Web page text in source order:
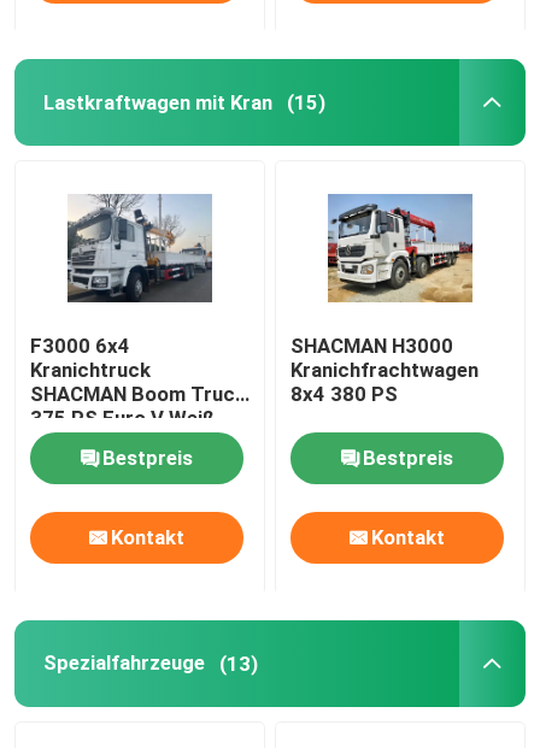
Lastkraftwagen mit Kran (15)
F3000 6x4
Kranichtruck
SHACMAN Boom Truck
375 PS Euro V Weiß
Bestpreis
Kontakt
SHACMAN H3000
Kranichfrachtwagen
8x4 380 PS
Bestpreis
Kontakt
Spezialfahrzeuge (13)